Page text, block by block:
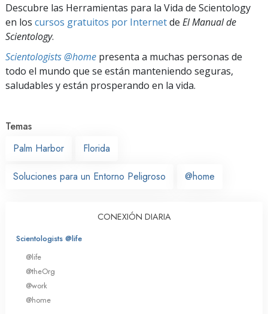
Descubre las Herramientas para la Vida de Scientology
en los cursos gratuitos por Internetde El Manual de
Scientology.
Scientologists @home presenta a muchas personas de
todo el mundo que se están manteniendo seguras,
saludables y están prosperando en la vida.
Temas
Palm Harbor
Florida
Soluciones para un Entorno Peligroso @home
CONEXIÓN DIARIA
Scientologists @life
@life
@theOrg
@work
@home